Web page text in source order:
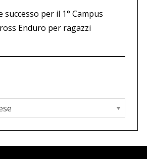
successo per il 1° Campus
Enduro per ragazzi